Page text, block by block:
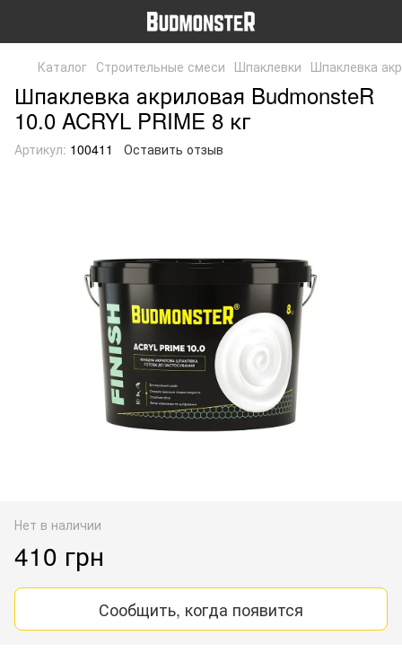
Каталог Строительные смеси Шпаклевки Шпаклевка
Шпаклевка акриловая BudmonsteR
10.0 ACRYL PRIME 8 кг
Артикул: 100411 Оставить отзыв
Нет в наличии
410 грн
Сообщить, когда появится